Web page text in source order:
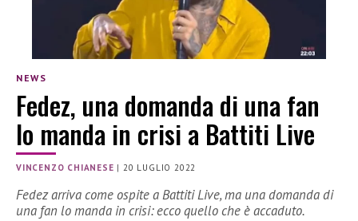
NEWS
Fedez, una domanda di una fan
lo manda in crisi a Battiti Live
VINCENZO CHIANESE |20 LUGLIO 2022
Fedez arriva come ospite a Battiti Live, ma una domanda di
una fan lo manda in crisi: ecco quello che è accaduto.